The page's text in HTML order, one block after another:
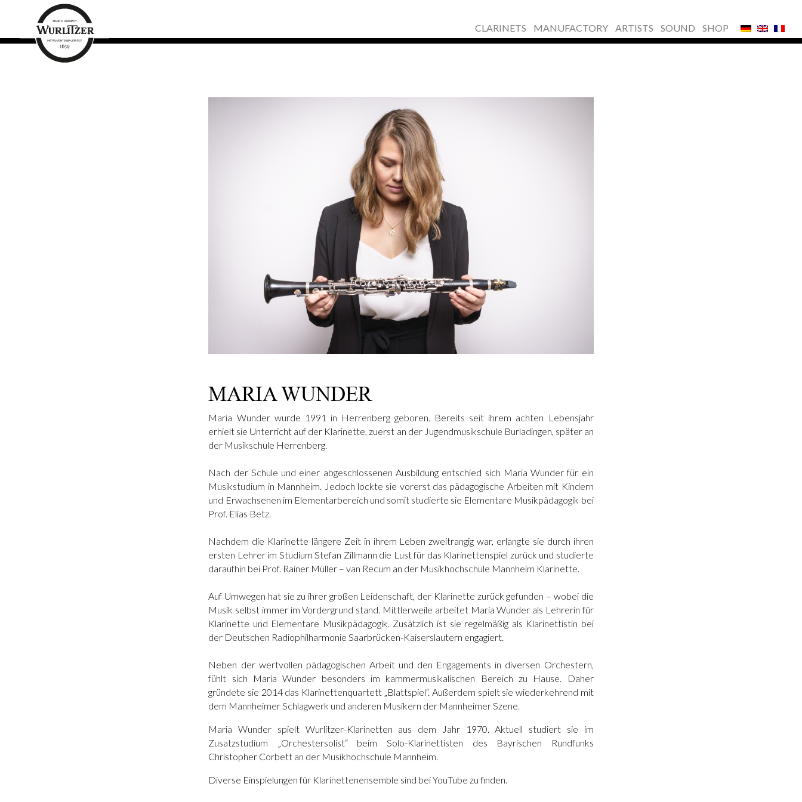
CLARINETS MANUFACTORY ARTISTS SOUND SHOP
MARIA WUNDER
Maria Wunder wurde 1991 in Herrenberg geboren. Bereits seit ihrem achten Lebensjahr
erhielt sie Unterricht auf der Klarinette, zuerst an der Jugendmusikschule Burladingen, später an
der Musikschule Herrenberg.
Nach der Schule und einer abgeschlossenen Ausbildung entschied sich Maria Wunder für ein
Musikstudium in Mannheim. Jedoch lockte sie vorerst das pädagogische Arbeiten mit Kindern
und Erwachsenen im Elementarbereich und somit studierte sie Elementare Musikpädagogik bei
Prof. Elias Betz.
Nachdem die Klarinette längere Zeit in ihrem Leben zweitrangig war, erlangte sie durch ihren
ersten Lehrer im Studium Stefan Zillmann die Lust für das Klarinettenspiel zurück und studierte
daraufhin bei Prof. Rainer Müller – van Recum an der Musikhochschule Mannheim Klarinette.
Auf Umwegen hat sie zu ihrer großen Leidenschaft, der Klarinette zurück gefunden – wobei die
Musik selbst immer im Vordergrund stand. Mittlerweile arbeitet Maria Wunder als Lehrerin für
Klarinette und Elementare Musikpädagogik. Zusätzlich ist sie regelmäßig als Klarinettistin bei
der Deutschen Radiophilharmonie Saarbrücken-Kaiserslautern engagiert.
Neben der wertvollen pädagogischen Arbeit und den Engagements in diversen Orchestern,
fühlt sich Maria Wunder besonders im kammermusikalischen Bereich zu Hause. Daher
gründete sie 2014 das Klarinettenquartett „Blattspiel“. Außerdem spielt sie wiederkehrend mit
dem Mannheimer Schlagwerk und anderen Musikern der Mannheimer Szene.
Maria Wunder spielt Wurlitzer-Klarinetten aus dem Jahr 1970. Aktuell studiert sie im
Zusatzstudium „Orchestersolist“ beim Solo-Klarinettisten des Bayrischen Rundfunks
Christopher Corbett an der Musikhochschule Mannheim.
Diverse Einspielungen für Klarinettenensemble sind bei YouTube zu finden.